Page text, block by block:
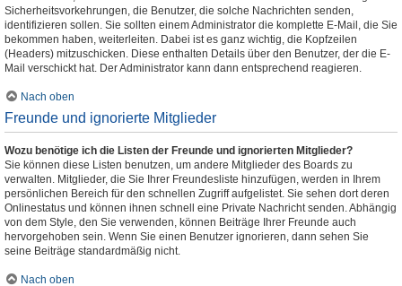
Sicherheitsvorkehrungen, die Benutzer, die solche Nachrichten senden,
identifizieren sollen. Sie sollten einem Administrator die komplette E-Mail, die Sie
bekommen haben, weiterleiten. Dabei ist es ganz wichtig, die Kopfzeilen
(Headers) mitzuschicken. Diese enthalten Details über den Benutzer, der die E-
Mail verschickt hat. Der Administrator kann dann entsprechend reagieren.
Nach oben
Freunde und ignorierte Mitglieder
Wozu benötige ich die Listen der Freunde und ignorierten Mitglieder?
Sie können diese Listen benutzen, um andere Mitglieder des Boards zu
verwalten. Mitglieder, die Sie Ihrer Freundesliste hinzufügen, werden in Ihrem
persönlichen Bereich für den schnellen Zugriff aufgelistet. Sie sehen dort deren
Onlinestatus und können ihnen schnell eine Private Nachricht senden. Abhängig
von dem Style, den Sie verwenden, können Beiträge Ihrer Freunde auch
hervorgehoben sein. Wenn Sie einen Benutzer ignorieren, dann sehen Sie
seine Beiträge standardmäßig nicht.
Nach oben